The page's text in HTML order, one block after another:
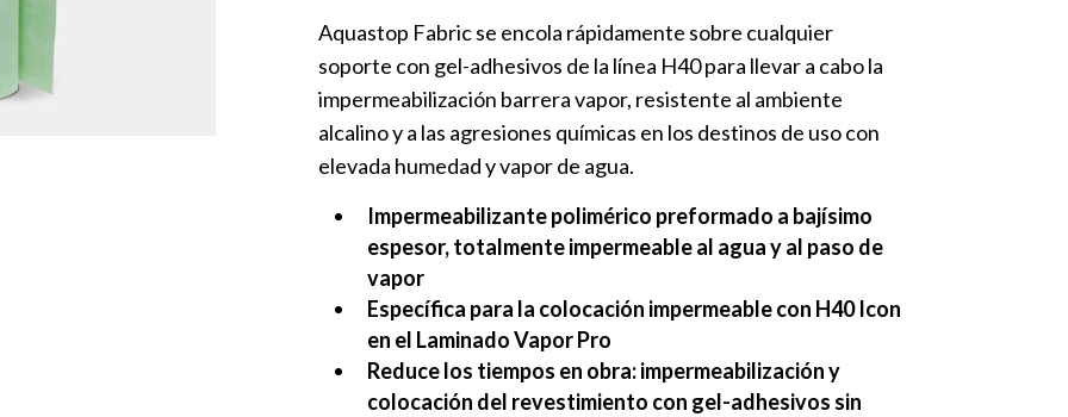
Aquastop Fabric se encola rápidamente sobre cualquier
soporte con gel-adhesivos de la línea H40 para llevar a cabo la
impermeabilización barrera vapor, resistente al ambiente
alcalino y a las agresiones químicas en los destinos de uso con
elevada humedad y vapor de agua.
Impermeabilizante polimérico preformado a bajísimo
espesor, totalmente impermeable al agua y al paso de
vapor
Específica para la colocación impermeable con H40 Icon
en el Laminado Vapor Pro
Reduce los tiempos en obra: impermeabilización y
colocación del revestimiento con gel-adhesivos sin